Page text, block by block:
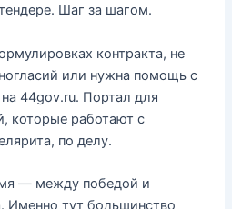
Шаг за шагом.
контракта, не
или нужна помощь с
44gov.ru. Портал для
которые работают с
по делу.
— между победой и
Именно тут большинство